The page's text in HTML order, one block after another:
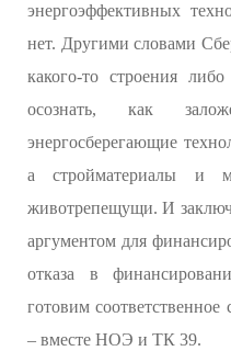
энергоэффективных
нет. Другими словами
какого-то строения
осознать, как
энергосберегающие
а стройматериалы и
животрепещущи. И
аргументом для
отказа в
готовим
– вместе НОЭ и ТК 39.